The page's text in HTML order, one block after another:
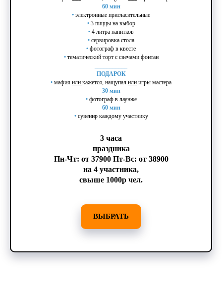
60 мин
• электронные пригласительные
• 3 пиццы на выбор
• 4 литра напитков
• сервировка стола
• фотограф в квесте
• тематический торт с свечами фонтан
ПОДАРОК
• мафия или кажется, нащупал или игры мастера
30 мин
• фотограф в лаунже
60 мин
• сувенир каждому участнику
3 часа
праздника
Пн-Чт: от 37900 Пт-Вс: от 38900
на 4 участника,
свыше 1000р чел.
ВЫБРАТЬ